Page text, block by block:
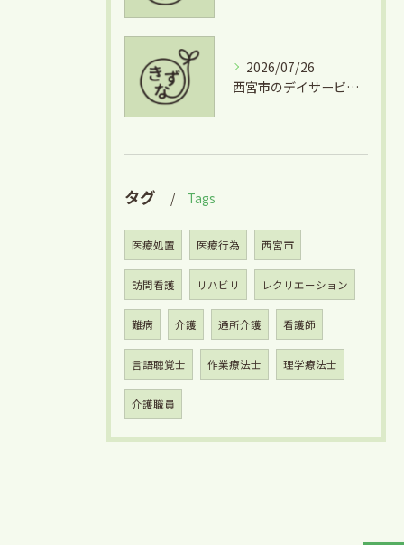
2026/07/26
西宮市のデイサービスを気軽に利用するための短時間利用や費用徹底ガイド
タグ Tags
医療処置 医療行為 西宮市
訪問看護 リハビリ レクリエーション
難病 介護 通所介護 看護師
言語聴覚士 作業療法士 理学療法士
介護職員